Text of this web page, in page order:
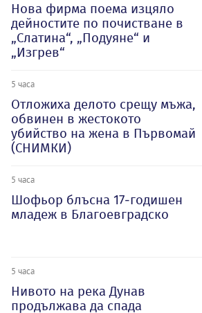
Нова фирма поема изцяло
дейностите по почистване в
„Слатина“, „Подуяне“ и
„Изгрев“
5 часа
Отложиха делото срещу мъжа,
обвинен в жестокото
убийство на жена в Първомай
(СНИМКИ)
5 часа
Шофьор блъсна 17-годишен
младеж в Благоевградско
5 часа
Нивото на река Дунав
продължава да спада